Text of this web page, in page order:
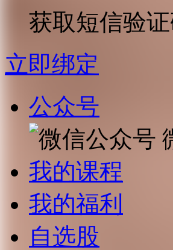
获取短信验
立即绑定
公众号
我的课程
我的福利
自选股